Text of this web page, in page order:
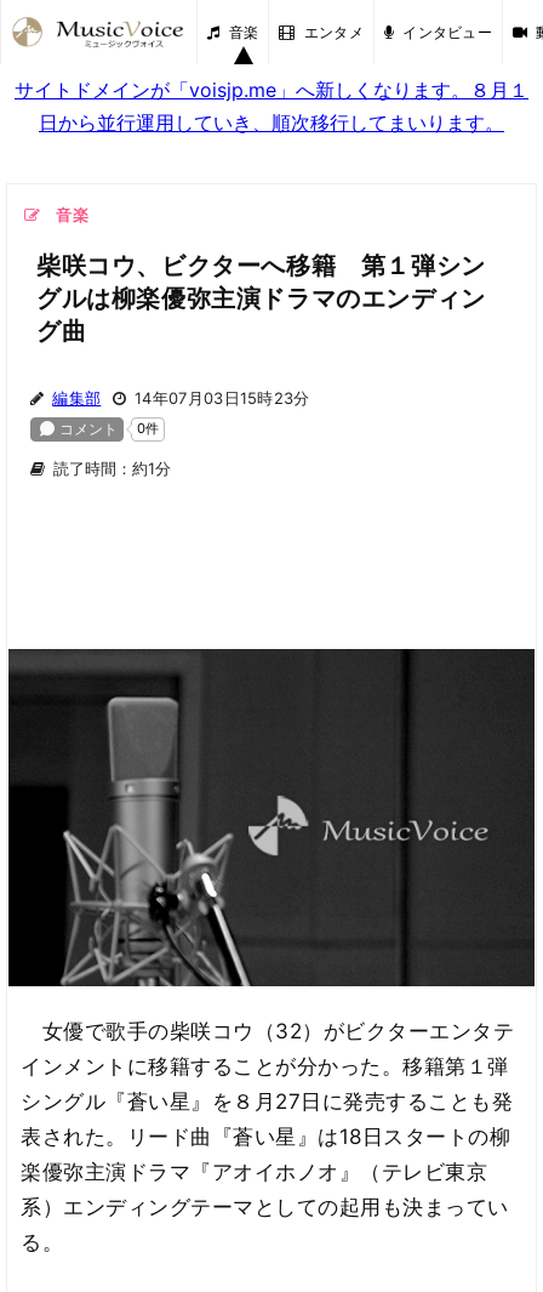
音楽 エンタメ インタビュー
サイトドメインが「voisjp.me」へ新しくなります。８月１
日から並行運用していき、順次移行してまいります。
音楽
柴咲コウ、ビクターへ移籍 第１弾シン
グルは柳楽優弥主演ドラマのエンディン
グ曲
編集部 14年07月03日15時23分
読了時間：約1分
女優で歌手の柴咲コウ（32）がビクターエンタテ
インメントに移籍することが分かった。移籍第１弾
シングル『蒼い星』を８月27日に発売することも発
表された。リード曲『蒼い星』は18日スタートの柳
楽優弥主演ドラマ『アオイホノオ』（テレビ東京
系）エンディングテーマとしての起用も決まってい
る。